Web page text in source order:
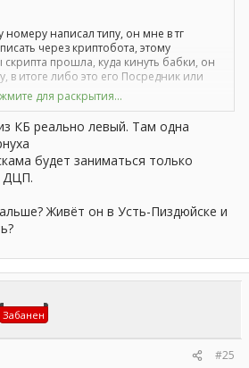
написал типу, он мне в тг
через криптобота, этому
прошла, куда кинуть бабки, он
в итоге либо это его Посредник или
Посредник, но потом кинул везде в чс
соединено:
5 Мар 2025---------
для раскрытия...
КБ реально левый. Там одна
будет заниматься только
ДЦП.
Живёт он в Усть-Пиздюйске и
Забанен
#25